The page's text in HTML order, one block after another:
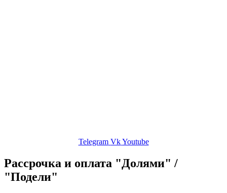
Telegram Vk Youtube
Рассрочка и оплата "Долями" /
"Подели"